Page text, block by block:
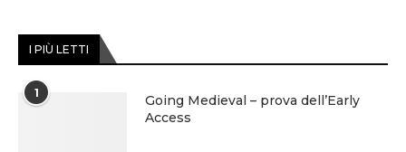
I PIÙ LETTI
1
Going Medieval – prova dell’Early
Access